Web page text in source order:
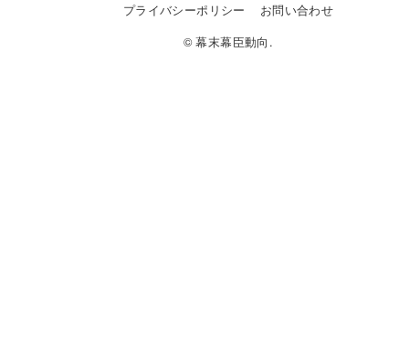
プライバシーポリシー
お問い合わせ
© 幕末幕臣動向.